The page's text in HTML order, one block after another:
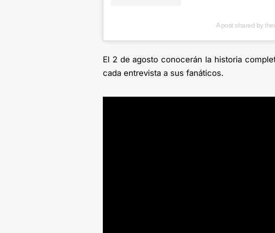
A post shared by
El 2 de agosto conocerán la historia
cada entrevista a sus fanáticos.